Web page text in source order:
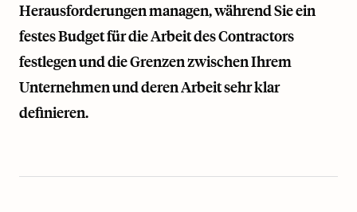
Herausforderungen managen, während Sie ein
festes Budget für die Arbeit des Contractors
festlegen und die Grenzen zwischen Ihrem
Unternehmen und deren Arbeit sehr klar
definieren.